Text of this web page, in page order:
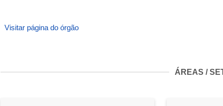
Visitar página do órgão
ÁREAS /